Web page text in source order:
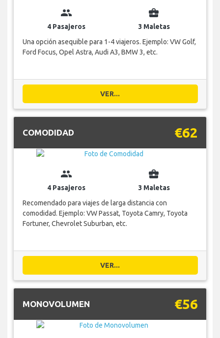
group
4 Pasajeros
business_center
3 Maletas
Una opción asequible para 1-4 viajeros. Ejemplo: VW Golf,
Ford Focus, Opel Astra, Audi A3, BMW 3, etc.
VER...
COMODIDAD €62
group
4 Pasajeros
business_center
3 Maletas
Recomendado para viajes de larga distancia con
comodidad. Ejemplo: VW Passat, Toyota Camry, Toyota
Fortuner, Chevrolet Suburban, etc.
VER...
MONOVOLUMEN €56